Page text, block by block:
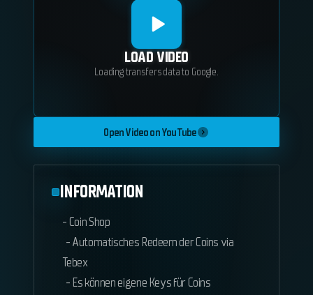
LOAD VIDEO
Loading transfers data to Google.
Open Video on YouTube
INFORMATION
- Coin Shop
- Automatisches Redeem der Coins via
Tebex
- Es können eigene Keys für Coins